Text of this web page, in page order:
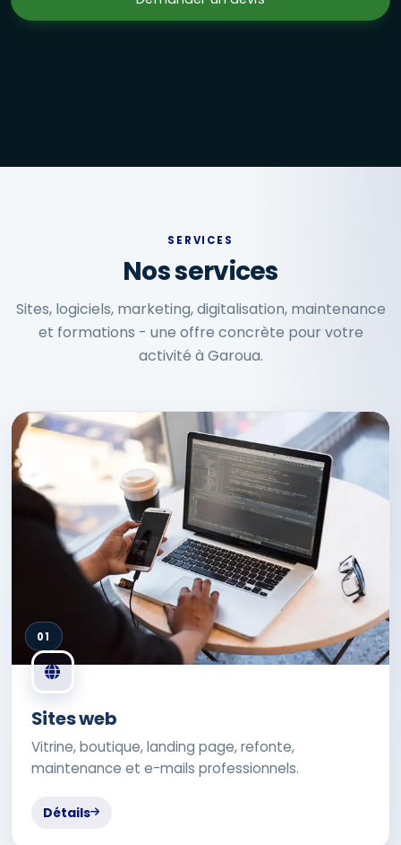
SERVICES
Nos services
Sites, logiciels, marketing, digitalisation, maintenance
et formations - une offre concrète pour votre
activité à Garoua.
01
Sites web
Vitrine, boutique, landing page, refonte,
maintenance et e-mails professionnels.
Détails